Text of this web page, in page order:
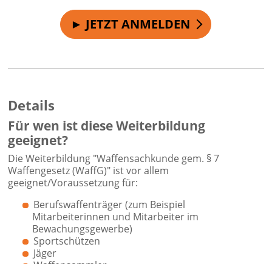
► JETZT ANMELDEN
Details
Für wen ist diese Weiterbildung
geeignet?
Die Weiterbildung "Waffensachkunde gem. § 7
Waffengesetz (WaffG)" ist vor allem
geeignet/Voraussetzung für:
Berufswaffenträger (zum Beispiel
Mitarbeiterinnen und Mitarbeiter im
Bewachungsgewerbe)
Sportschützen
Jäger